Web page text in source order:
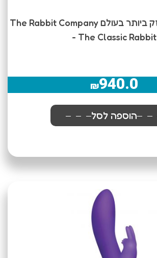
ויברטור נטען החזק ביותר בעולם The Rabbit Company
- The Classic Rabbit
₪940.0
הוספה לסל